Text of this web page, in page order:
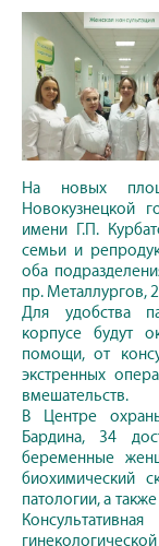
На новых
Новокузнецкой
имени Г.П.
семьи и
оба
пр. Металлургов,
Для удобства
корпусе будут
помощи, от
экстренных
вмешательств.
В Центре
Бардина, 34
беременные
биохимический
патологии, а